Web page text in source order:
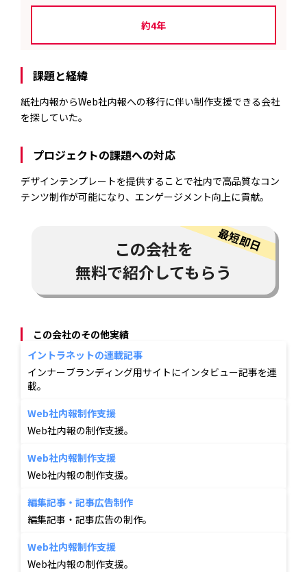
約4年
課題と経緯
紙社内報からWeb社内報への移行に伴い制作支援できる会社
を探していた。
プロジェクトの課題への対応
デザインテンプレートを提供することで社内で高品質なコン
テンツ制作が可能になり、エンゲージメント向上に貢献。
この会社を
無料で紹介してもらう
この会社のその他実績
イントラネットの連載記事
インナーブランディング用サイトにインタビュー記事を連
載。
Web社内報制作支援
Web社内報の制作支援。
Web社内報制作支援
Web社内報の制作支援。
編集記事・記事広告制作
編集記事・記事広告の制作。
Web社内報制作支援
Web社内報の制作支援。